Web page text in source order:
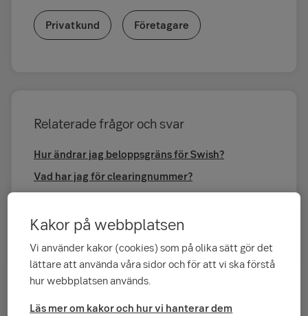
Privatkund Företagare
Relaterade frågor och svar
Hur ändrar jag beloppsgräns för Swish?
Vad har jag för clearingnummer?
slutat fungera?
Hur spärrar och beställer jag ett nytt kort?
Vanliga ärenden
Kakor på webbplatsen
Vi använder kakor (cookies) som på olika sätt gör det
lättare att använda våra sidor och för att vi ska förstå
hur webbplatsen används.
Läs mer om kakor och hur vi hanterar dem